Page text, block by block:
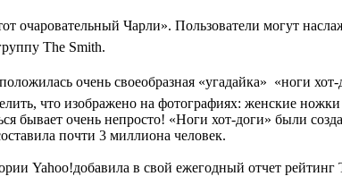
очаровательный Чарли». Пользователи могут
The Smith.
очень своеобразная «угадайка»  «ноги
что изображено на фотографиях: женские
бывает очень непросто! «Ноги хот-доги» были
почти 3 миллиона человек.
Yahoo!добавила в свой ежегодный отчет рейтинг